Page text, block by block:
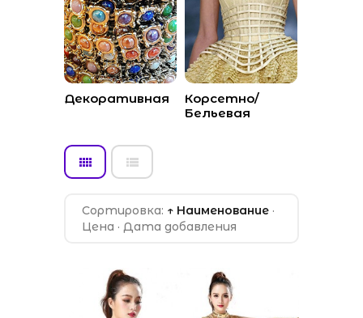
Декоративная
Корсетно/
Бельевая
Сортировка: ↑ Наименование ·
Цена · Дата добавления